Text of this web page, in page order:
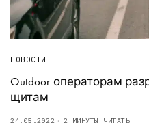
НОВОСТИ
Outdoor-операторам
щитам
24.05.2022 2 МИНУТЫ ЧИТАТЬ